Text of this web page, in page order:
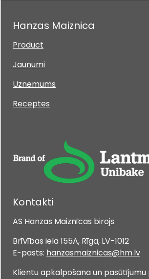
Hanzas Maiznica
Product
Jaunumi
Uznemums
Receptes
Kontakti
AS Hanzas Maiznīcas birojs
Brīvības iela 155A, Rīga, LV-1012
E-pasts: hanzasmaiznicas@hm.lv
Klientu apkalpošana un